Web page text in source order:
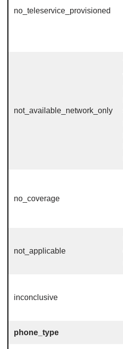
no_teleservice_provisioned
not_available_network_only
no_coverage
not_applicable
inconclusive
phone_type